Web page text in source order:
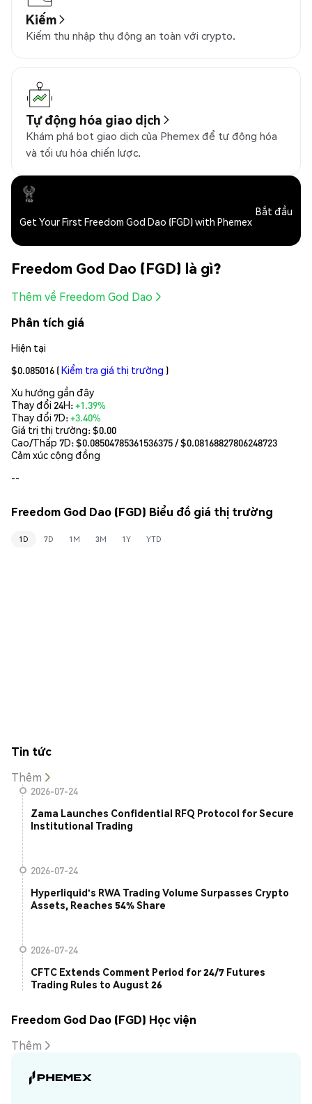
Kiếm
Kiếm thu nhập thụ động an toàn với crypto.
Tự động hóa giao dịch
Khám phá bot giao dịch của Phemex để tự động hóa
và tối ưu hóa chiến lược.
Get Your First Freedom God Dao (FGD) with Phemex
Bắt đầu
Freedom God Dao (FGD) là gì?
Thêm về Freedom God Dao
Phân tích giá
Hiện tại
$0.085016 (Kiểm tra giá thị trường )
Xu hướng gần đây
Thay đổi 24H:+1.39%
Thay đổi 7D:+3.40%
Giá trị thị trường:$0.00
Cao/Thấp 7D: $0.08504785361536375/ $0.08168827806248723
Cảm xúc cộng đồng
--
Freedom God Dao (FGD) Biểu đồ giá thị trường
1D 7D 1M 3M 1Y YTD
Tin tức
Thêm
2026-07-24
Zama Launches Confidential RFQ Protocol for Secure
Institutional Trading
2026-07-24
Hyperliquid's RWA Trading Volume Surpasses Crypto
Assets, Reaches 54% Share
2026-07-24
CFTC Extends Comment Period for 24/7 Futures
Trading Rules to August 26
Freedom God Dao (FGD) Học viện
Thêm